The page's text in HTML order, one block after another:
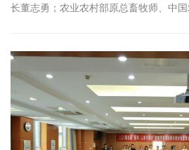
长董志勇；农业农村部原总畜牧师、中